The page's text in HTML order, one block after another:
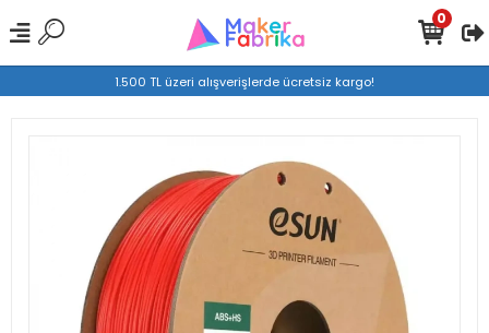
1.500 TL üzeri alışverişlerde ücretsiz kargo!
0